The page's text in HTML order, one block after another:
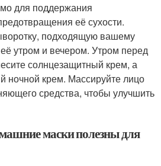
для поддержания
её сухости.
подходящую вашему
утром и вечером. Утром перед
солнцезащитный крем, а
ночной крем. Массируйте лицо
средства, чтобы улучшить
маски полезны для